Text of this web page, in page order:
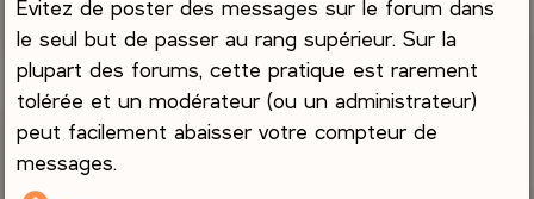
Évitez de poster des messages sur le forum dans
le seul but de passer au rang supérieur. Sur la
plupart des forums, cette pratique est rarement
tolérée et un modérateur (ou un administrateur)
peut facilement abaisser votre compteur de
messages.